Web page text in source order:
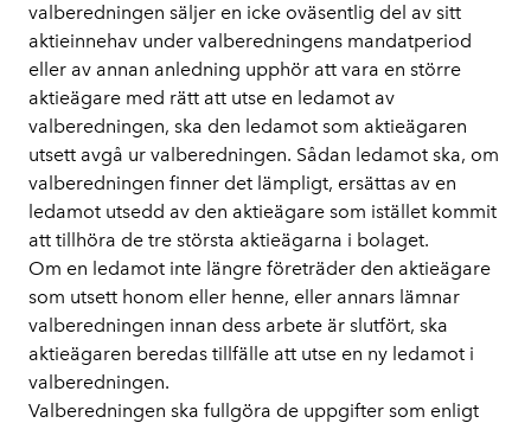
valberedningen säljer en icke oväsentlig del av sitt
aktieinnehav under valberedningens mandatperiod
eller av annan anledning upphör att vara en större
aktieägare med rätt att utse en ledamot av
valberedningen, ska den ledamot som aktieägaren
utsett avgå ur valberedningen. Sådan ledamot ska, om
valberedningen finner det lämpligt, ersättas av en
ledamot utsedd av den aktieägare som istället kommit
att tillhöra de tre största aktieägarna i bolaget.
Om en ledamot inte längre företräder den aktieägare
som utsett honom eller henne, eller annars lämnar
valberedningen innan dess arbete är slutfört, ska
aktieägaren beredas tillfälle att utse en ny ledamot i
valberedningen.
Valberedningen ska fullgöra de uppgifter som enligt